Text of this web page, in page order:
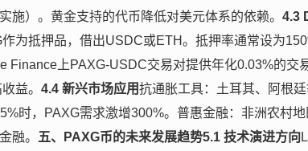
施）。黄金支持的代币降低对美元体系的依赖。 4.3
为抵押品，借出USDC或ETH。抵押率通常设为
Finance上PAXG-USDC交易对提供年化0.03%的交
益。 4.4 新兴市场应用抗通胀工具：土耳其、阿根
时，PAXG需求激增300%。普惠金融：非洲农村
融。
五、PAXG币的未来发展趋势5.1 技术演进方向